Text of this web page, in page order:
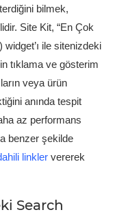
bilmek,
Site Kit, “En Çok
widget’ı ile sitenizdeki
tıklama ve gösterim
veya ürün
anında tespit
az performans
benzer şekilde
linkler vererek
Search